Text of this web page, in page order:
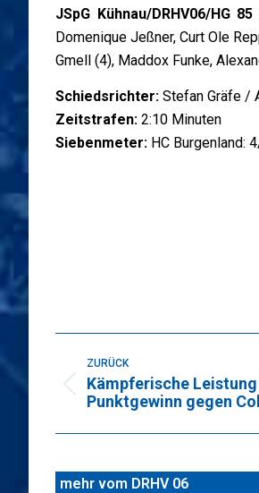
JSpG Kühnau/DRHV06/HG
Domenique Jeßner, Curt Ole
Gmell (4), Maddox Funke,
Schiedsrichter: Stefan Gräfe /
Zeitstrafen: 2:10 Minuten
Siebenmeter: HC Burgenland:
ZURÜCK
Vorheriger
Kämpferische
Punktgewinn gegen
mehr vom DRHV 06